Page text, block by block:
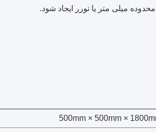
500mm × 500mm ×